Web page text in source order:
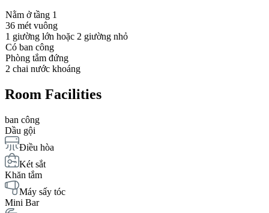
Nằm ở tầng 1
36 mét vuông
1 giường lớn hoặc 2 giường nhỏ
Có ban công
Phòng tắm đứng
2 chai nước khoáng
Room Facilities
ban công
Dầu gội
Điều hòa
Két sắt
Khăn tắm
Máy sấy tóc
Mini Bar